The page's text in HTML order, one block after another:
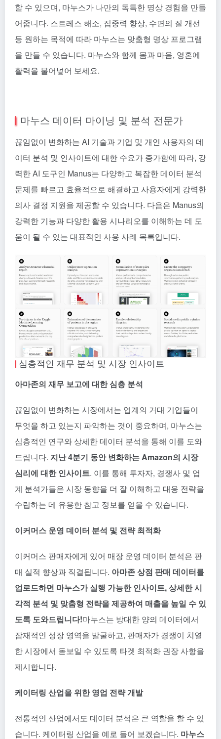
할 수 있으며, 마누스가 나만의 독특한 명상 경험을 만들
어줍니다. 스트레스 해소, 집중력 향상, 수면의 질 개선
등 원하는 목적에 따라 마누스는 맞춤형 명상 프로그램
을 만들 수 있습니다. 마누스와 함께 몸과 마음, 영혼에
활력을 불어넣어 보세요.
마누스 데이터 마이닝 및 분석 전문가
끊임없이 변화하는 AI 기술과 기업 및 개인 사용자의 데
이터 분석 및 인사이트에 대한 수요가 증가함에 따라, 강
력한 AI 도구인 Manus는 다양하고 복잡한 데이터 분석
문제를 빠르고 효율적으로 해결하고 사용자에게 강력한
의사 결정 지원을 제공할 수 있습니다. 다음은 Manus의
강력한 기능과 다양한 활용 시나리오를 이해하는 데 도
움이 될 수 있는 대표적인 사용 사례 목록입니다.
심층적인 재무 분석 및 시장 인사이트
아마존의 재무 보고에 대한 심층 분석
끊임없이 변화하는 시장에서는 업계의 거대 기업들이
무엇을 하고 있는지 파악하는 것이 중요하며, 마누스는
심층적인 연구와 상세한 데이터 분석을 통해 이를 도와
드립니다. 지난 4분기 동안 변화하는 Amazon의 시장
심리에 대한 인사이트. 이를 통해 투자자, 경쟁사 및 업
계 분석가들은 시장 동향을 더 잘 이해하고 대응 전략을
수립하는 데 유용한 참고 정보를 얻을 수 있습니다.
이커머스 운영 데이터 분석 및 전략 최적화
이커머스 판매자에게 있어 매장 운영 데이터 분석은 판
매 실적 향상과 직결됩니다. 아마존 상점 판매 데이터를
업로드하면 마누스가 실행 가능한 인사이트, 상세한 시
각적 분석 및 맞춤형 전략을 제공하여 매출을 높일 수 있
도록 도와드립니다!마누스는 방대한 양의 데이터에서
잠재적인 성장 영역을 발굴하고, 판매자가 경쟁이 치열
한 시장에서 돋보일 수 있도록 타겟 최적화 권장 사항을
제시합니다.
케이터링 산업을 위한 영업 전략 개발
전통적인 산업에서도 데이터 분석은 큰 역할을 할 수 있
습니다. 케이터링 산업을 예로 들어 보겠습니다. 마누스